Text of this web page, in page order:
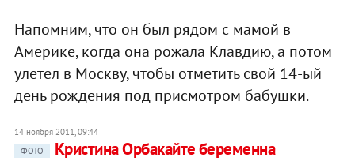
Напомним, что он был рядом с мамой в
Америке, когда она рожала Клавдию, а потом
улетел в Москву, чтобы отметить свой 14-ый
день рождения под присмотром бабушки.
14 ноября 2011, 09:44
ФОТО
Кристина Орбакайте беременна